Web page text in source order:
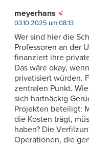
meyerhans
03.10.2025 um 08:13
Wer sind hier die
Professoren an der
finanziert ihre
Das wäre okay,
privatisiert würden.
zentralen Punkt.
sich hartnäckig
Projekten beteiligt:
die Kosten trägt,
haben? Die
Operationen, die